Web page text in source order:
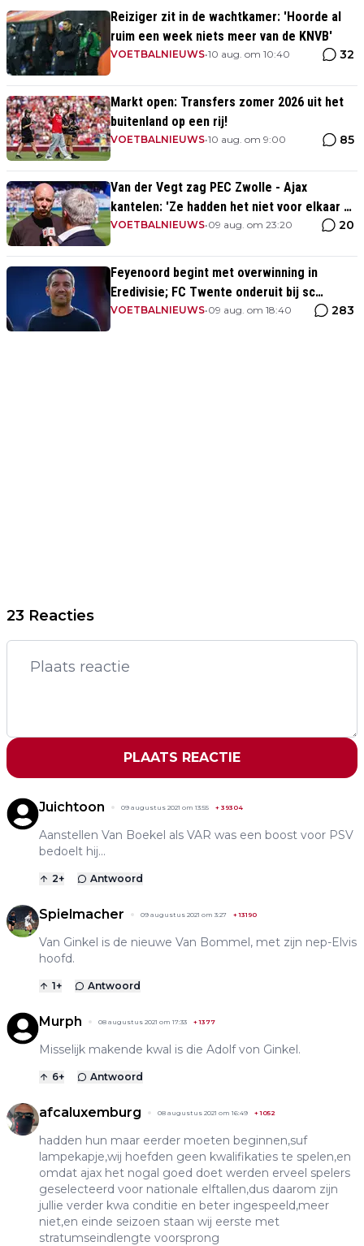
Reiziger zit in de wachtkamer: 'Hoorde al
ruim een week niets meer van de KNVB'
VOETBALNIEUWS•10 aug. om 10:40 32
Markt open: Transfers zomer 2026 uit het
buitenland op een rij!
VOETBALNIEUWS•10 aug. om 9:00 85
Van der Vegt zag PEC Zwolle - Ajax
kantelen: 'Ze hadden het niet voor elkaar en
wij wel'
VOETBALNIEUWS•09 aug. om 23:20 20
Feyenoord begint met overwinning in
Eredivisie; FC Twente onderuit bij sc
Heerenveen
VOETBALNIEUWS•09 aug. om 18:40 283
23 Reacties
PLAATS REACTIE
Juichtoon 09 augustus 2021 om 13:55 + 39304
Aanstellen Van Boekel als VAR was een boost voor PSV
bedoelt hij...
2+ Antwoord
Spielmacher 09 augustus 2021 om 3:27 +13190
Van Ginkel is de nieuwe Van Bommel, met zijn nep-Elvis
hoofd.
1+ Antwoord
Murph 08 augustus 2021 om 17:33 +1377
Misselijk makende kwal is die Adolf von Ginkel.
6+ Antwoord
afcaluxemburg 08 augustus 2021 om 16:49 +1052
hadden hun maar eerder moeten beginnen,suf
lampekapje,wij hoefden geen kwalifikaties te spelen,en
omdat ajax het nogal goed doet werden erveel spelers
geselecteerd voor nationale elftallen,dus daarom zijn
jullie verder kwa conditie en beter ingespeeld,meer
niet,en einde seizoen staan wij eerste met
stratumseindlengte voorsprong